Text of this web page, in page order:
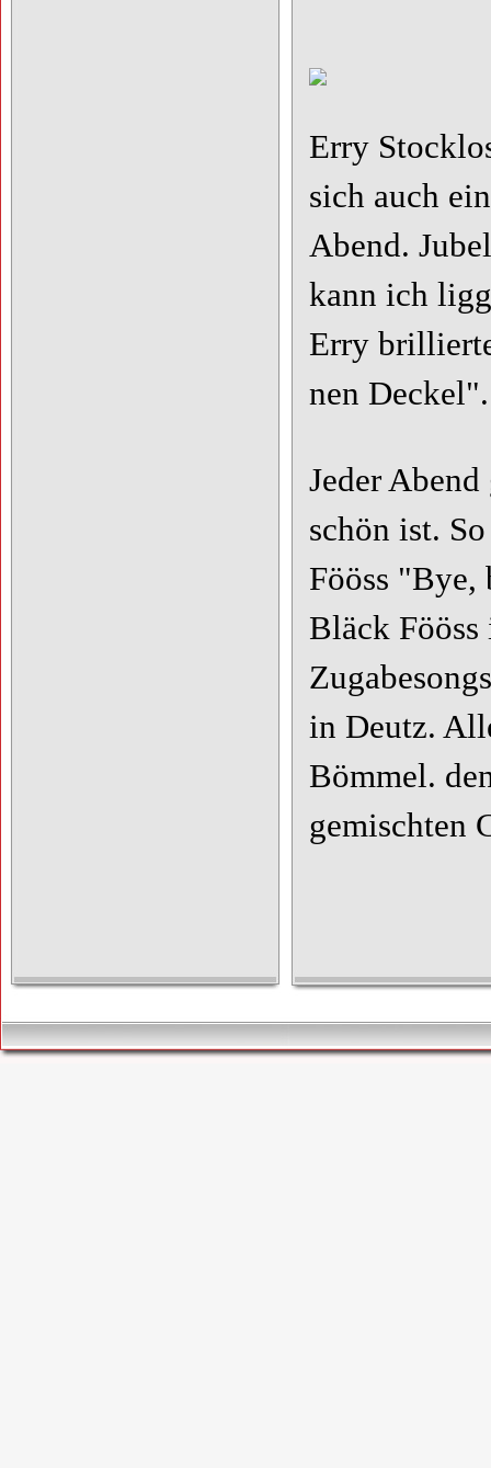
Erry
sich auch
Abend.
kann ich
Erry
nen
Jeder
schön ist.
Fööss "Bye,
Bläck Fööss
in Deutz.
Bömmel.
gemischten